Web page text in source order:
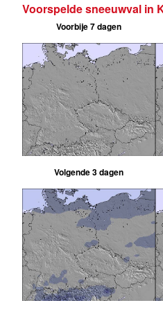
Voorspelde sneeuwval in
Voorbije 7 dagen
Volgende 3 dagen